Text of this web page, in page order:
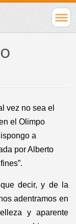
vez no sea el
el Olimpo
a
por Alberto
decir, y de la
adentramos en
y aparente